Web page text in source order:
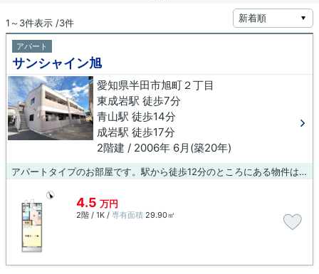
1～3件表示 /3件
アパート
サンシャイン旭
愛知県半田市旭町２丁目
東成岩駅 徒歩7分
青山駅 徒歩14分
成岩駅 徒歩17分
2階建 / 2006年 6月(築20年)
アパートタイプのお部屋です。駅から徒歩12分のところにある物件はいかがでしょうか。賃貸住宅情報をお探しの方で、お困りでしたら当社にご連絡下さい。お客様がご希望することや不明な点についてお伺いいたします。
4.5 万円
2階 / 1K / 専有面積 29.90㎡